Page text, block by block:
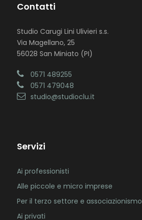
Contatti
Studio Carugi Lini Ulivieri s.s.
Via Magellano, 25
56028 San Miniato (PI)
0571 489255
0571 479048
studio@studioclu.it
Servizi
Ai professionisti
Alle piccole e micro imprese
Per il terzo settore e associazionismo
Ai privati